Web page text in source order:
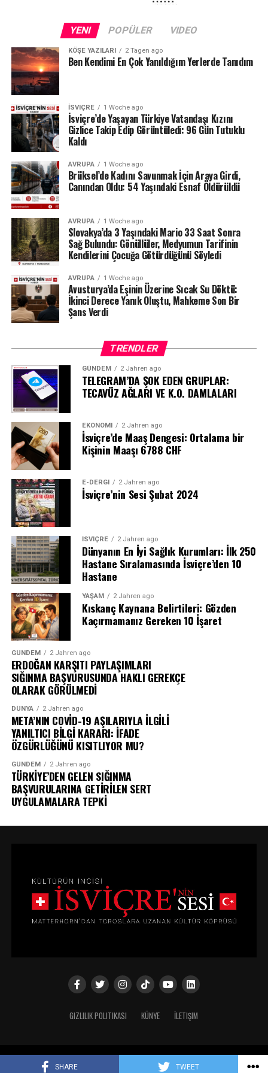
SHARE TWEET
Kuraklığın etkileri yalnızca Schaffhausen ile sınırlı değil.
des Brenets de son derece düşük su seviyeleriyle karşı
karşıya.
24 Temmuz ölçümlerinde göl seviyesi denizden 742,13
metre, çıkıştaki su debisi ise yalnızca saniyede 1,2
metreküp olarak kaydedildi. Su seviyesinin düşmesi
nedeniyle göldeki tekne seferleri de durduruldu.
Lac des Brenets daha önce de uzun kuraklık
dönemlerinde benzer sorunlar yaşamış, özellikle 2022
yazında su seviyesi ciddi şekilde gerilemişti.
Ren Şelalesi’ndeki son durum ise İsviçre’de devam eden
yağış eksikliğinin nehir ve göller üzerindeki etkisini
gözler önüne seriyor.
Kaynak: BAFU / BRK News
YENI POPÜLER VIDEO
KÖŞE YAZILARI 2 Tagen ago
Ben Kendimi En Çok Yanıldığım Yerlerde Tanıdım
İSVIÇRE 1 Woche ago
İsviçre’de Yaşayan Türkiye Vatandaşı Kızını
Gizlice Takip Edip Görüntüledi: 96 Gün Tutuklu
Kaldı
AVRUPA 1 Woche ago
Brüksel’de Kadını Savunmak İçin Araya Girdi,
Canından Oldu: 54 Yaşındaki Esnaf Öldürüldü
AVRUPA 1 Woche ago
Slovakya’da 3 Yaşındaki Mario 33 Saat Sonra
Sağ Bulundu: Gönüllüler, Medyumun Tarifinin
Kendilerini Çocuğa Götürdüğünü Söyledi
AVRUPA 1 Woche ago
Avusturya’da Eşinin Üzerine Sıcak Su Döktü:
İkinci Derece Yanık Oluştu, Mahkeme Son Bir
Şans Verdi
TRENDLER
GÜNDEM 2 Jahren ago
TELEGRAM’DA ŞOK EDEN GRUPLAR:
TECAVÜZ AĞLARI VE K.O. DAMLALARI
EKONOMI 2 Jahren ago
İsviçre’de Maaş Dengesi: Ortalama bir
Kişinin Maaşı 6788 CHF
E-DERGI 2 Jahren ago
İsviçre’nin Sesi Şubat 2024
İSVIÇRE 2 Jahren ago
Dünyanın En İyi Sağlık Kurumları: İlk 250
Hastane Sıralamasında İsviçre’den 10
Hastane
YAŞAM 2 Jahren ago
Kıskanç Kaynana Belirtileri: Gözden
Kaçırmamanız Gereken 10 İşaret
GÜNDEM 2 Jahren ago
ERDOĞAN KARŞITI PAYLAŞIMLARI
SIĞINMA BAŞVURUSUNDA HAKLI GEREKÇE
OLARAK GÖRÜLMEDİ
DÜNYA 2 Jahren ago
META’NIN COVİD-19 AŞILARIYLA İLGİLİ
YANILTICI BİLGİ KARARI: İFADE
ÖZGÜRLÜĞÜNÜ KISITLIYOR MU?
GÜNDEM 2 Jahren ago
TÜRKİYE’DEN GELEN SIĞINMA
BAŞVURULARINA GETİRİLEN SERT
UYGULAMALARA TEPKİ
GIZLILIK POLITIKASI KÜNYE İLETIŞIM
Copyright © 2024